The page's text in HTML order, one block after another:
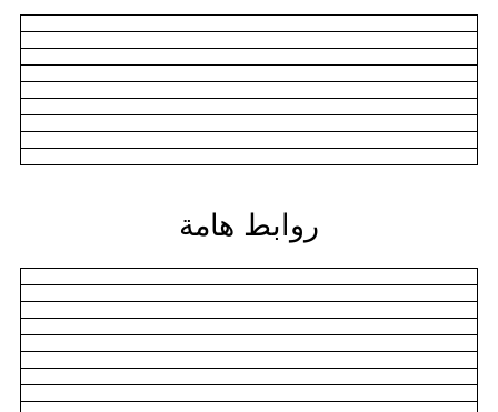
روابط هامة